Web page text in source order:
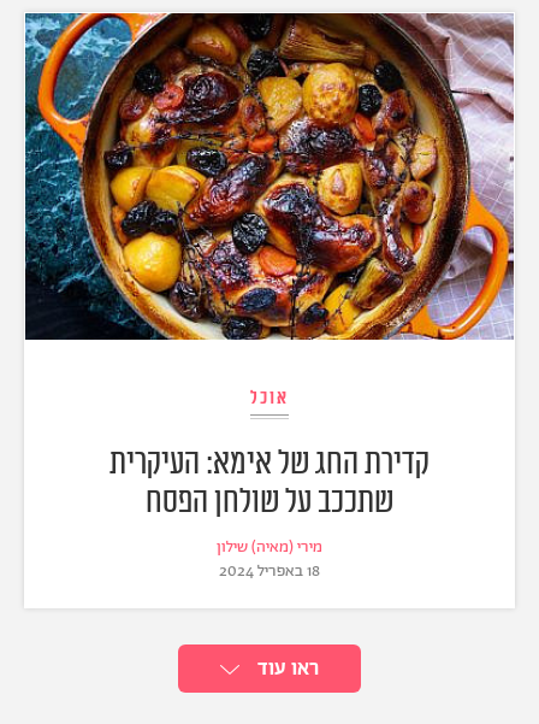
אוכל
קדירת החג של אימא: העיקרית
שתככב על שולחן הפסח
מירי (מאיה) שילון
18 באפריל 2024
ראו עוד